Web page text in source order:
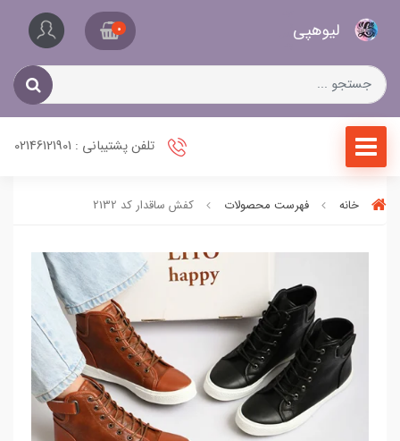
لیو‌هپی 0
تلفن پشتیبانی : 02146121901
خانه فهرست محصولات کفش ساقدار کد 2132